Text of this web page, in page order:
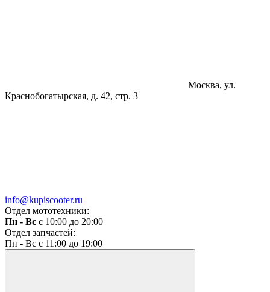
Москва, ул.
Краснобогатырская, д. 42, стр. 3
info@kupiscooter.ru
Отдел мототехники:
Пн - Вс с 10:00 до 20:00
Отдел запчастей:
Пн - Вс с 11:00 до 19:00